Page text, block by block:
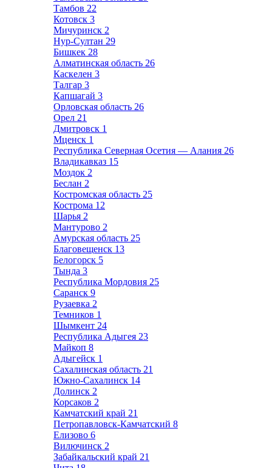
Тамбов 22
Котовск 3
Мичуринск 2
Нур-Султан 29
Бишкек 28
Алматинская область 26
Каскелен 3
Талгар 3
Капшагай 3
Орловская область 26
Орел 21
Дмитровск 1
Мценск 1
Республика Северная Осетия — Алания 26
Владикавказ 15
Моздок 2
Беслан 2
Костромская область 25
Кострома 12
Шарья 2
Мантурово 2
Амурская область 25
Благовещенск 13
Белогорск 5
Тында 3
Республика Мордовия 25
Саранск 9
Рузаевка 2
Темников 1
Шымкент 24
Республика Адыгея 23
Майкоп 8
Адыгейск 1
Сахалинская область 21
Южно-Сахалинск 14
Долинск 2
Корсаков 2
Камчатский край 21
Петропавловск-Камчатский 8
Елизово 6
Вилючинск 2
Забайкальский край 21